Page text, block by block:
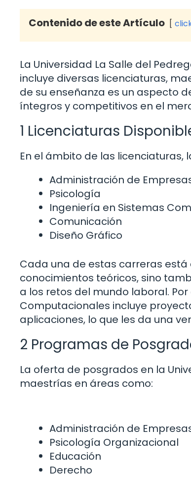
Contenido de este Artículo
La Universidad La Salle del
incluye diversas licenciaturas,
de su enseñanza es un aspecto
íntegros y competitivos en el
1 Licenciaturas
En el ámbito de las
Administración de
Psicología
Ingeniería en Sistemas
Comunicación
Diseño Gráfico
Cada una de estas carreras
conocimientos teóricos, sino
a los retos del mundo laboral.
Computacionales incluye
aplicaciones, lo que les da una
2 Programas de
La oferta de posgrados en la
maestrías en áreas como:
Administración de
Psicología Organizacional
Educación
Derecho